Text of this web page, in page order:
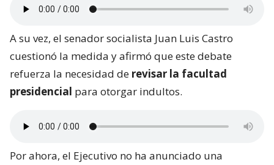
A su vez, el senador socialista Juan Luis Castro
cuestionó la medida y afirmó que este debate
refuerza la necesidad de revisar la facultad
presidencial para otorgar indultos.
Por ahora, el Ejecutivo no ha anunciado una